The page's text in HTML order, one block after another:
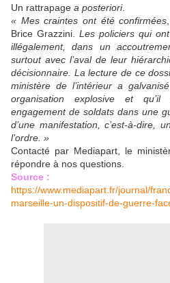
Un rattrapage a posteriori.
« Mes craintes ont été confirmées
Brice Grazzini. Les policiers qui
illégalement, dans un
surtout avec l’aval de leur
décisionnaire. La lecture de ce
ministère de l’intérieur a
organisation explosive et qu’il
engagement de soldats dans une
d’une manifestation, c’est-à-dire,
l’ordre. »
Contacté par Mediapart, le
répondre à nos questions.
Source :
https://www.mediapart.fr/journal/
marseille-un-dispositif-de-guerre-